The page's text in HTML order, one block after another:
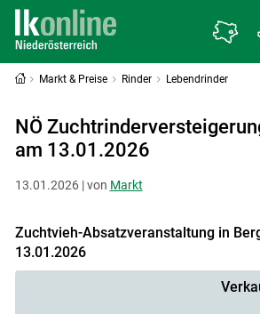
Markt & Preise Rinder Lebendrinder
NÖ
am 13.01.2026
13.01.2026 | von Markt
Zuchtvieh-Absatzveranstaltung in
13.01.2026